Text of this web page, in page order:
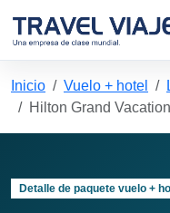
Inicio Vuelo + hotel
Hilton Grand
Detalle de paquete vuelo +